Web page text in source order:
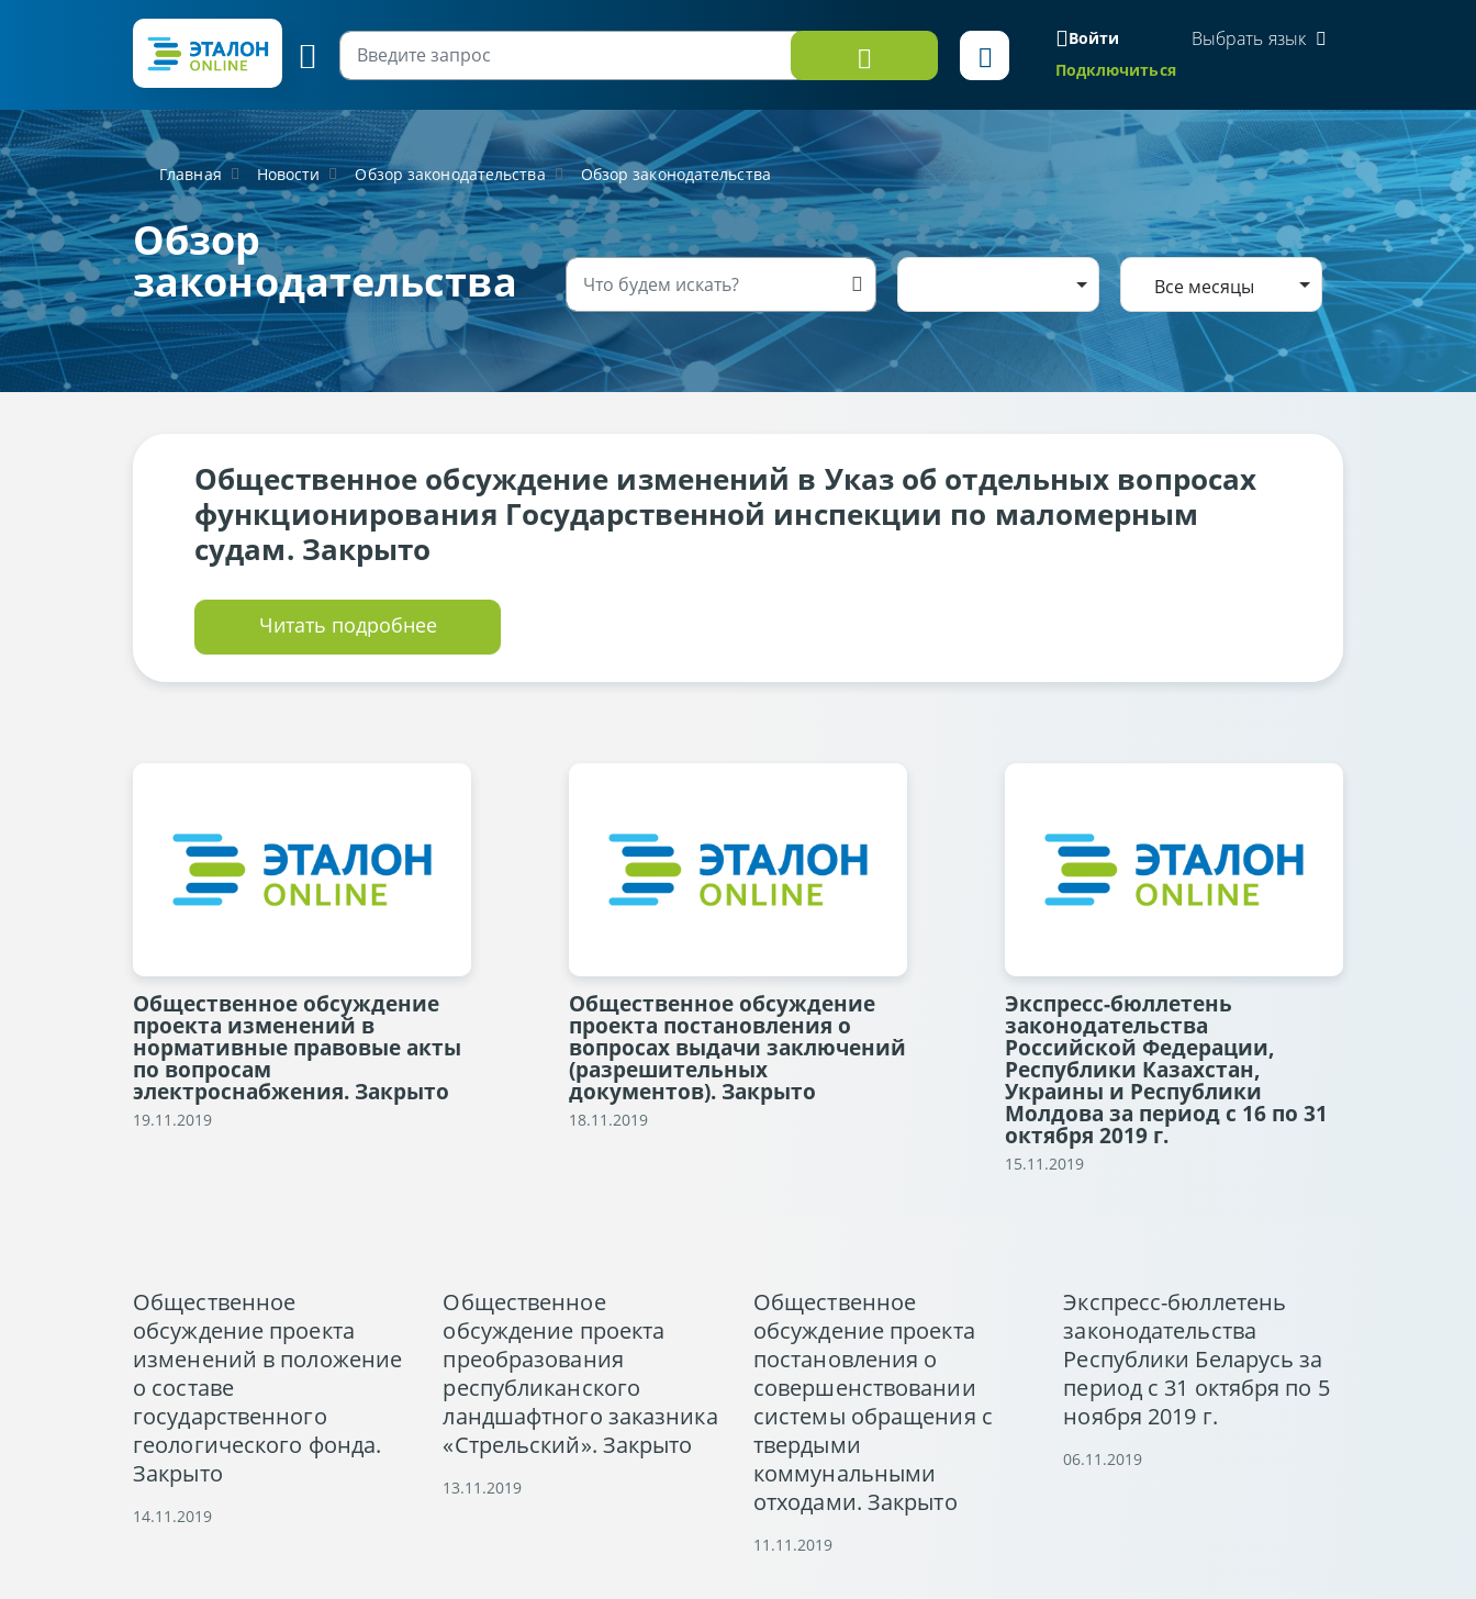
Войти
Подключиться
Выбрать язык
Главная Новости Обзор законодательства Обзор законодательства
Обзор
законодательства Все месяцы
Общественное обсуждение изменений в Указ об отдельных вопросах
функционирования Государственной инспекции по маломерным
судам. Закрыто
Читать подробнее
Общественное обсуждение
проекта изменений в
нормативные правовые акты
по вопросам
электроснабжения. Закрыто
19.11.2019
Общественное обсуждение
проекта постановления о
вопросах выдачи заключений
(разрешительных
документов). Закрыто
18.11.2019
Экспресс-бюллетень
законодательства
Российской Федерации,
Республики Казахстан,
Украины и Республики
Молдова за период с 16 по 31
октября 2019 г.
15.11.2019
Общественное
обсуждение проекта
изменений в положение
о составе
государственного
геологического фонда.
Закрыто
14.11.2019
Общественное
обсуждение проекта
преобразования
республиканского
ландшафтного заказника
«Стрельский». Закрыто
13.11.2019
Общественное
обсуждение проекта
постановления о
совершенствовании
системы обращения с
твердыми
коммунальными
отходами. Закрыто
11.11.2019
Экспресс-бюллетень
законодательства
Республики Беларусь за
период с 31 октября по 5
ноября 2019 г.
06.11.2019